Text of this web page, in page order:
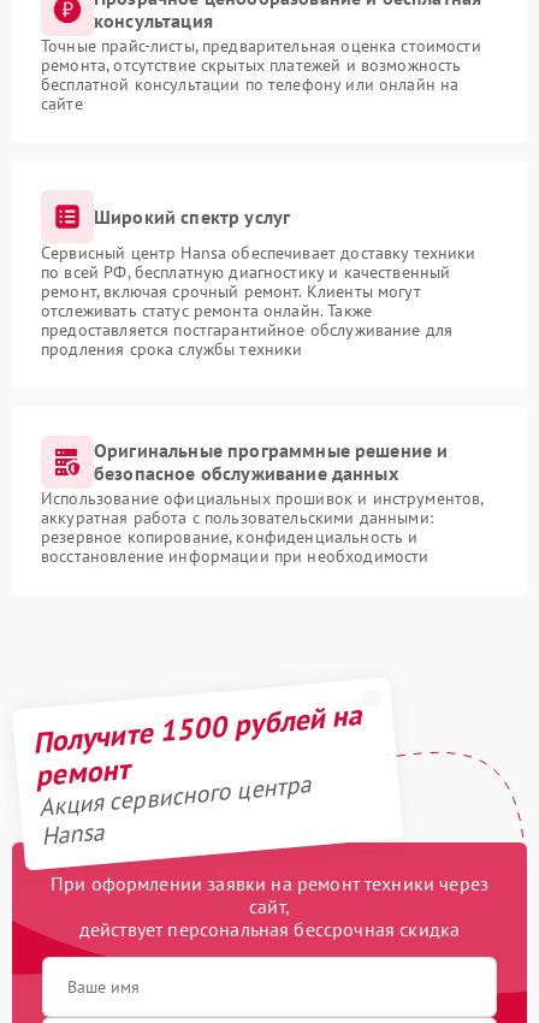
консультация
Точные прайс-листы, предварительная оценка стоимости
ремонта, отсутствие скрытых платежей и возможность
бесплатной консультации по телефону или онлайн на
сайте
Широкий спектр услуг
Сервисный центр Hansa обеспечивает доставку техники
по всей РФ, бесплатную диагностику и качественный
ремонт, включая срочный ремонт. Клиенты могут
отслеживать статус ремонта онлайн. Также
предоставляется постгарантийное обслуживание для
продления срока службы техники
Оригинальные программные решение и
безопасное обслуживание данных
Использование официальных прошивок и инструментов,
аккуратная работа с пользовательскими данными:
резервное копирование, конфиденциальность и
восстановление информации при необходимости
Получите 1500 рублей на
ремонт
Акция сервисного центра
Hansa
При оформлении заявки на ремонт техники через
сайт,
действует персональная бессрочная скидка